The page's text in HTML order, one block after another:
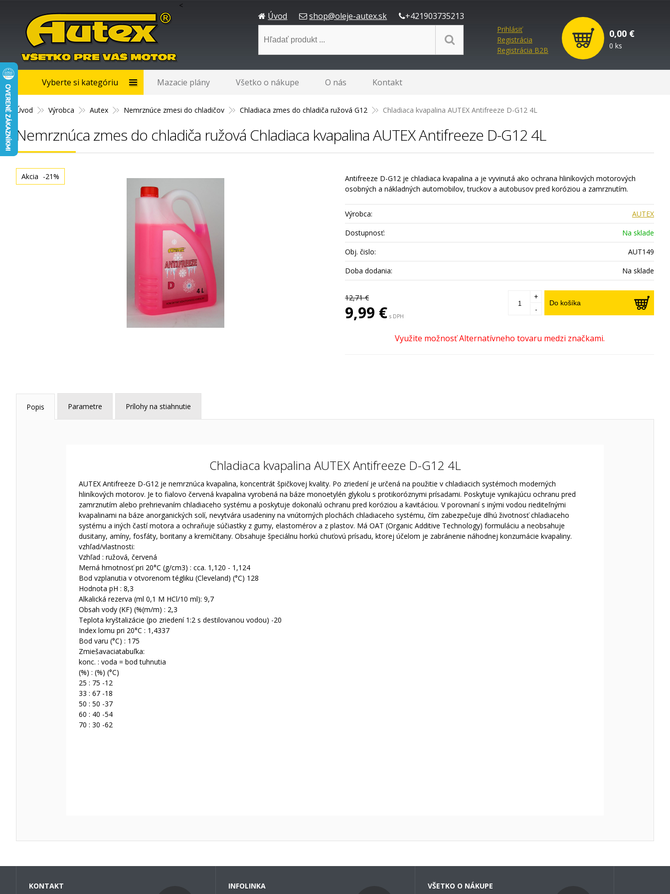
Úvod shop@oleje-autex.sk +421903735213
<
Prihlásiť
Registrácia
Registrácia B2B
0,00 €
0 ks
Úvod Výrobca Autex Nemrznúce zmesi do chladičov Chladiaca zmes do chladiča ružová G12 Chladiaca kvapalina AUTEX Antifreeze D-G12 4L
Nemrznúca zmes do chladiča ružová Chladiaca kvapalina AUTEX Antifreeze D-G12 4L
Akcia -21%
Antifreeze D-G12 je chladiaca kvapalina a je vyvinutá ako ochrana hliníkových motorových
osobných a nákladných automobilov, truckov a autobusov pred koróziou a zamrznutím.
Výrobca:
AUTEX
Dostupnosť:
Na sklade
Obj. čislo:
AUT149
Doba dodania:
Na sklade
12,71 €
9,99 € s DPH
Do košíka
+
-
Popis Parametre Prílohy na stiahnutie
Chladiaca kvapalina AUTEX Antifreeze D-G12 4L
AUTEX Antifreeze D-G12 je nemrznúca kvapalina, koncentrát špičkovej kvality. Po zriedení je určená na použitie v chladiacich systémoch moderných
hliníkových motorov. Je to fialovo červená kvapalina vyrobená na báze monoetylén glykolu s protikoróznymi prísadami. Poskytuje vynikajúcu ochranu pred
zamrznutím alebo prehrievaním chladiaceho systému a poskytuje dokonalú ochranu pred koróziou a kavitáciou. V porovnaní s inými vodou riediteľnými
kvapalinami na báze anorganických solí, nevytvára usadeniny na vnútorných plochách chladiaceho systému, čím zabezpečuje dlhú životnosť chladiaceho
systému a iných častí motora a ochraňuje súčiastky z gumy, elastomérov a z plastov. Má OAT (Organic Additive Technology) formuláciu a neobsahuje
dusitany, amíny, fosfáty, boritany a kremičitany. Obsahuje špeciálnu horkú chuťovú prísadu, ktorej účelom je zabránenie náhodnej konzumácie kvapaliny.
vzhľad/vlastnosti:
Vzhľad : ružová, červená
Merná hmotnosť pri 20°C (g/cm3) : cca. 1,120 - 1,124
Bod vzplanutia v otvorenom tégliku (Cleveland) (°C) 128
Hodnota pH : 8,3
Alkalická rezerva (ml 0,1 M HCl/10 ml): 9,7
Obsah vody (KF) (%(m/m) : 2,3
Teplota kryštalizácie (po zriedení 1:2 s destilovanou vodou) -20
Index lomu pri 20°C : 1,4337
Bod varu (°C) : 175
Zmiešavaciatabuľka:
konc. : voda = bod tuhnutia
(%) : (%) (°C)
25 : 75 -12
33 : 67 -18
50 : 50 -37
60 : 40 -54
70 : 30 -62
Vyberte si kategóriu Mazacie plány Všetko o nákupe O nás Kontakt
KONTAKT INFOLINKA VŠETKO O NÁKUPE